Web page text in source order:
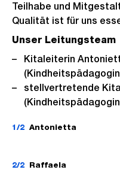
Teilhabe und
Qualität ist für uns
Unser Leitungsteam
Kitaleiterin
(Kindheitspädagogin
stellvertretende
(Kindheitspädagogin
1/2 Antonietta
2/2 Raffaela